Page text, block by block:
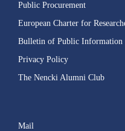
Public Procurement
European Charter for
Bulletin of Public Information
Privacy Policy
The Nencki Alumni Club
Mail